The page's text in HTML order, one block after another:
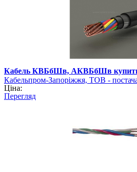
Кабель КВБбШв, АКВБбШв
Кабельпром-Запоріжжя, ТОВ -
продукції
Ціна:
Перегляд